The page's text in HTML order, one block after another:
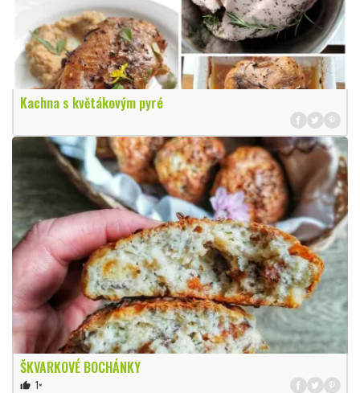
Kachna s květákovým pyré
ŠKVARKOVÉ BOCHÁNKY
thumb_up 1×